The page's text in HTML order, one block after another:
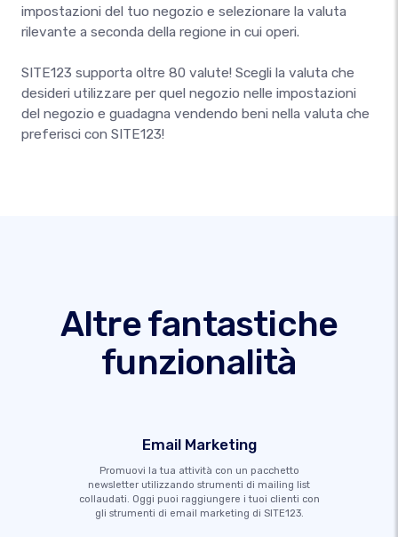
impostazioni del tuo negozio e selezionare la valuta
rilevante a seconda della regione in cui operi.
SITE123 supporta oltre 80 valute! Scegli la valuta che
desideri utilizzare per quel negozio nelle impostazioni
del negozio e guadagna vendendo beni nella valuta che
preferisci con SITE123!
Altre fantastiche
funzionalità
Email Marketing
Promuovi la tua attività con un pacchetto
newsletter utilizzando strumenti di mailing list
collaudati. Oggi puoi raggiungere i tuoi clienti con
gli strumenti di email marketing di SITE123.